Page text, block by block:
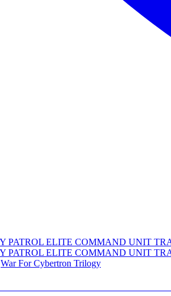
War For Cybertron Trilogy